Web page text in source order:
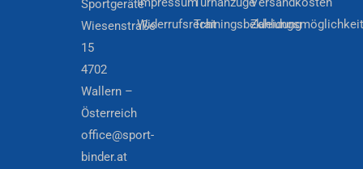
Sportgeräte
Wiesenstraße
15
4702
Wallern –
Österreich
office@sport-
binder.at
WiderrufsrechtTrainingsbekleidung